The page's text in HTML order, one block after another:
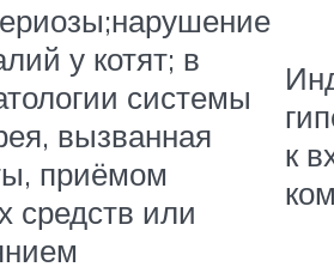
у котят; в
системы
вызванная
приёмом
средств или
к